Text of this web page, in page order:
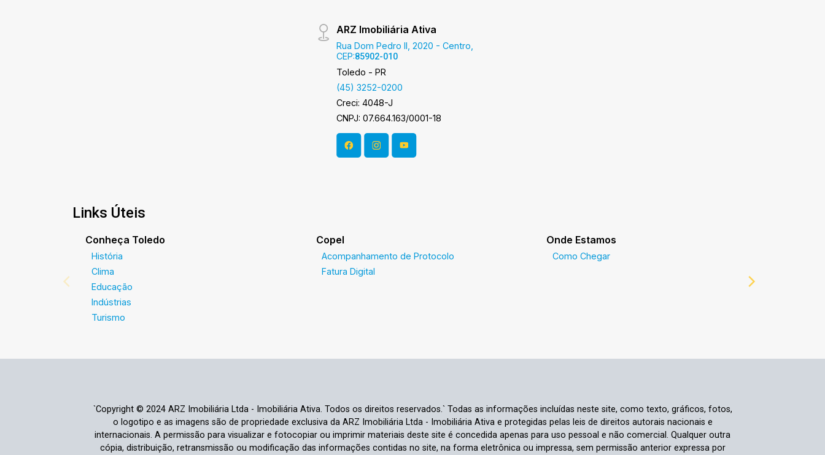
ARZ Imobiliária Ativa
Rua Dom Pedro II, 2020 - Centro,
CEP:85902-010
Toledo - PR
(45) 3252-0200
Creci: 4048-J
CNPJ: 07.664.163/0001-18
Links Úteis
Conheça Toledo
História
Clima
Educação
Indústrias
Turismo
Copel
Acompanhamento de Protocolo
Fatura Digital
Onde Estamos
Como Chegar
`Copyright © 2024 ARZ Imobiliária Ltda - Imobiliária Ativa. Todos os direitos reservados.` Todas as informações incluídas neste site, como texto, gráficos, fotos,
o logotipo e as imagens são de propriedade exclusiva da ARZ Imobiliária Ltda - Imobiliária Ativa e protegidas pelas leis de direitos autorais nacionais e
internacionais. A permissão para visualizar e fotocopiar ou imprimir materiais deste site é concedida apenas para uso pessoal e não comercial. Qualquer outra
cópia, distribuição, retransmissão ou modificação das informações contidas no site, na forma eletrônica ou impressa, sem permissão anterior expressa por